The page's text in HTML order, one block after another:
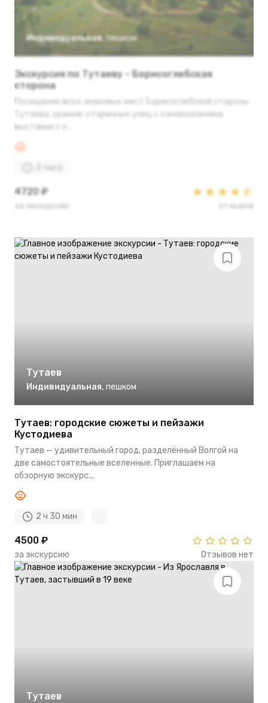
Индивидуальная, пешком
Экскурсия по Тутаеву - Борисоглебская
сторона
Посещение всех знаковых мест Борисоглебской стороны
Тутаева, храмов, старинных улиц с ознакомлением
выставки с о...
2 часа
4720 ₽
за экскурсию отзывов
Тутаев
Индивидуальная, пешком
Тутаев: городские сюжеты и пейзажи
Кустодиева
Тутаев — удивительный город, разделённый Волгой на
две самостоятельные вселенные. Приглашаем на
обзорную экскурс...
2 ч 30 мин
4500 ₽
за экскурсию Отзывов нет
Тутаев